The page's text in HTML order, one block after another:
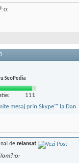
SeoPedia
111
de relansat